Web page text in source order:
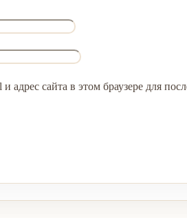
адрес сайта в этом браузере для